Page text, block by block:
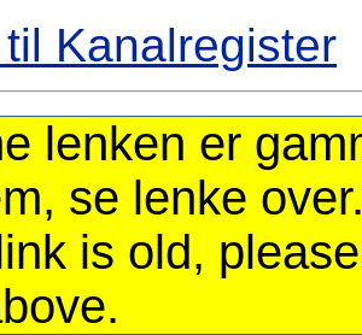
Kanalregister
lenken er
se lenke
is old,